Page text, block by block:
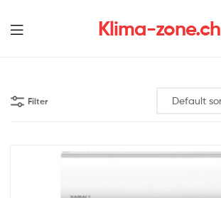
Klima-zone.ch
Filter